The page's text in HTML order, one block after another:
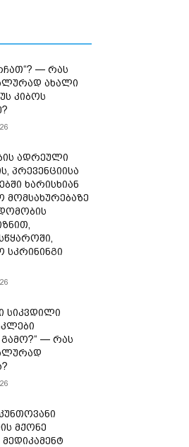
— რას
ახალი
კიბოს
ადრეული
პრევენციისა
ხარისხიან
მომსახურებაზე
სკრინინგი
სიკვდილი
გამო?“ — რას
მქონე
მედიკამენტ